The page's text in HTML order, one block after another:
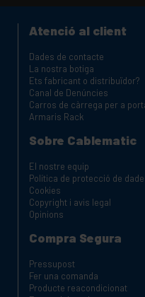
Atenció al client
Dades de contacte
La nostra botiga
Ets fabricant o distribuïdor?
Canal de Denúncies
Carros de càrrega per a
Armaris Rack
Sobre Cablematic
El nostre equip
Política de protecció de
Cookies
Copyright i avis legal
Opinions
Compra Segura
Pressupost
Fer una comanda
Producte reacondicionat